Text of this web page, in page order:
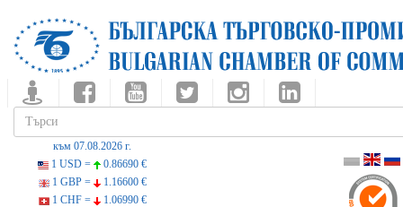
към 07.08.2026 г.
1 USD =
0.86690 €
1 GBP =
1.16600 €
1 CHF =
1.06990 €